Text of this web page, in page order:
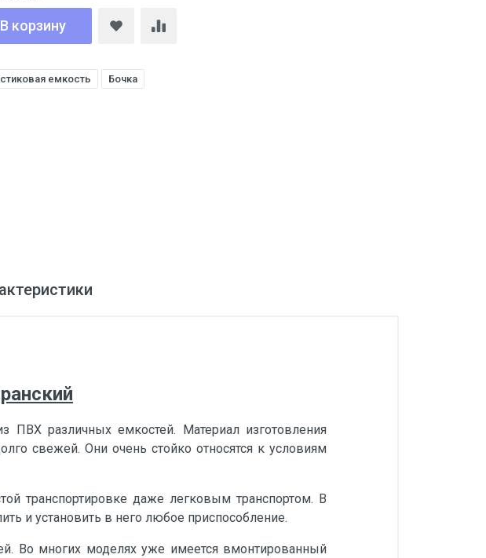
В корзину
емкость Бочка
различных емкостей. Материал изготовления
свежей. Они очень стойко относятся к условиям
транспортировке даже легковым транспортом. В
и установить в него любое приспособление.
Во многих моделях уже имеется вмонтированный